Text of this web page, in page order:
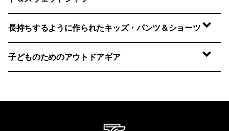
長持ちするように作られたキッズ・パンツ＆ショーツ
子どものためのアウトドアギア